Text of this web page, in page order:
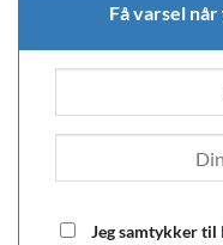
Få varsel
Jeg samtykker til